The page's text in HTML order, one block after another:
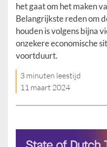
het gaat om het maken
Belangrijkste reden om
houden is volgens bijna
onzekere economische
voortduurt.
3 minuten leestijd
11 maart 2024